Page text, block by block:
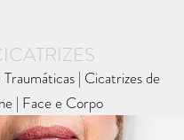
| Cicatrizes de
| Face e Corpo